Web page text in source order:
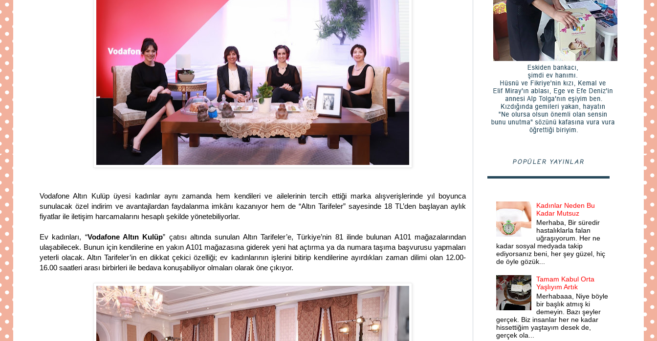
Vodafone Altın Kulüp üyesi kadınlar aynı zamanda hem kendileri ve ailelerinin tercih ettiği marka alışverişlerinde yıl boyunca
sunulacak özel indirim ve avantajlardan faydalanma imkânı kazanıyor hem de “Altın Tarifeler” sayesinde 18 TL’den başlayan aylık
fiyatlar ile iletişim harcamalarını hesaplı şekilde yönetebiliyorlar.
Ev kadınları, “Vodafone Altın Kulüp” çatısı altında sunulan Altın Tarifeler’e, Türkiye’nin 81 ilinde bulunan A101 mağazalarından
ulaşabilecek. Bunun için kendilerine en yakın A101 mağazasına giderek yeni hat açtırma ya da numara taşıma başvurusu yapmaları
yeterli olacak. Altın Tarifeler’in en dikkat çekici özelliği; ev kadınlarının işlerini bitirip kendilerine ayırdıkları zaman dilimi olan 12.00-
16.00 saatleri arası birbirleri ile bedava konuşabiliyor olmaları olarak öne çıkıyor.
POPÜLER YAYINLAR
Kadınlar Neden Bu
Kadar Mutsuz
Merhaba, Bir süredir
hastalıklarla falan
uğraşıyorum. Her ne
kadar sosyal medyada takip
ediyorsanız beni, her şey güzel, hiç
de öyle gözük...
Tamam Kabul Orta
Yaşlıyım Artık
Merhabaaa, Niye böyle
bir başlık atmış ki
demeyin. Bazı şeyler
gerçek. Biz insanlar her ne kadar
hissettiğim yaştayım desek de,
gerçek ola...